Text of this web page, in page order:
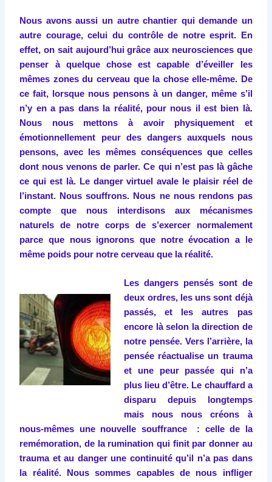
Nous avons aussi un autre chantier qui demande un
autre courage, celui du contrôle de notre esprit. En
effet, on sait aujourd’hui grâce aux neurosciences que
penser à quelque chose est capable d’éveiller les
mêmes zones du cerveau que la chose elle-même. De
ce fait, lorsque nous pensons à un danger, même s’il
n’y en a pas dans la réalité, pour nous il est bien là.
Nous nous mettons à avoir physiquement et
émotionnellement peur des dangers auxquels nous
pensons, avec les mêmes conséquences que celles
dont nous venons de parler. Ce qui n’est pas là gâche
ce qui est là. Le danger virtuel avale le plaisir réel de
l’instant. Nous souffrons. Nous ne nous rendons pas
compte que nous interdisons aux mécanismes
naturels de notre corps de s’exercer normalement
parce que nous ignorons que notre évocation a le
même poids pour notre cerveau que la réalité.
Les dangers pensés sont de
deux ordres, les uns sont déjà
passés, et les autres pas
encore là selon la direction de
notre pensée. Vers l’arrière, la
pensée réactualise un trauma
et une peur passée qui n’a
plus lieu d’être. Le chauffard a
disparu depuis longtemps
mais nous nous créons à
nous-mêmes une nouvelle souffrance : celle de la
remémoration, de la rumination qui finit par donner au
trauma et au danger une continuité qu’il n’a pas dans
la réalité. Nous sommes capables de nous infliger